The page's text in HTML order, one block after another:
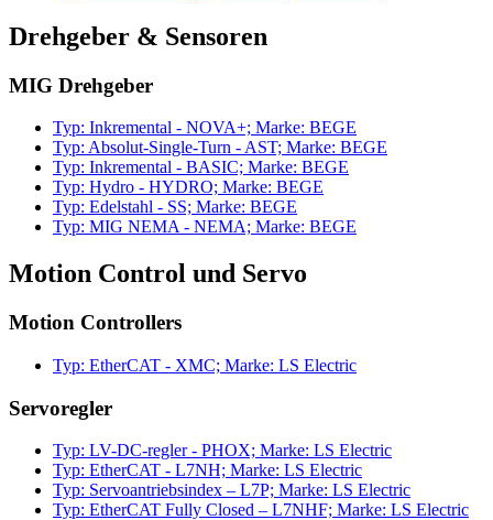
Drehgeber & Sensoren
MIG Drehgeber
Typ: Inkremental - NOVA+; Marke: BEGE
Typ: Absolut-Single-Turn - AST; Marke: BEGE
Typ: Inkremental - BASIC; Marke: BEGE
Typ: Hydro - HYDRO; Marke: BEGE
Typ: Edelstahl - SS; Marke: BEGE
Typ: MIG NEMA - NEMA; Marke: BEGE
Motion Control und Servo
Motion Controllers
Typ: EtherCAT - XMC; Marke: LS Electric
Servoregler
Typ: LV-DC-regler - PHOX; Marke: LS Electric
Typ: EtherCAT - L7NH; Marke: LS Electric
Typ: Servoantriebsindex – L7P; Marke: LS Electric
Typ: EtherCAT Fully Closed – L7NHF; Marke: LS Electric